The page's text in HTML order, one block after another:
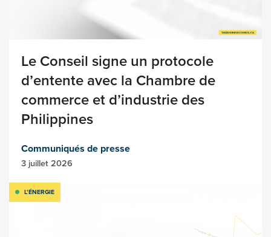
Le Conseil signe un protocole
d’entente avec la Chambre de
commerce et d’industrie des
Philippines
Communiqués de presse
3 juillet 2026
L’ÉNERGIE